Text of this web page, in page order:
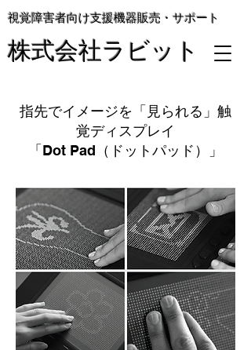
株式会社ラビット
視覚障害者向け支援機器販売・サポート
指先でイメージを「見られる」触
覚ディスプレイ
「Dot Pad（ドットパッド）」​